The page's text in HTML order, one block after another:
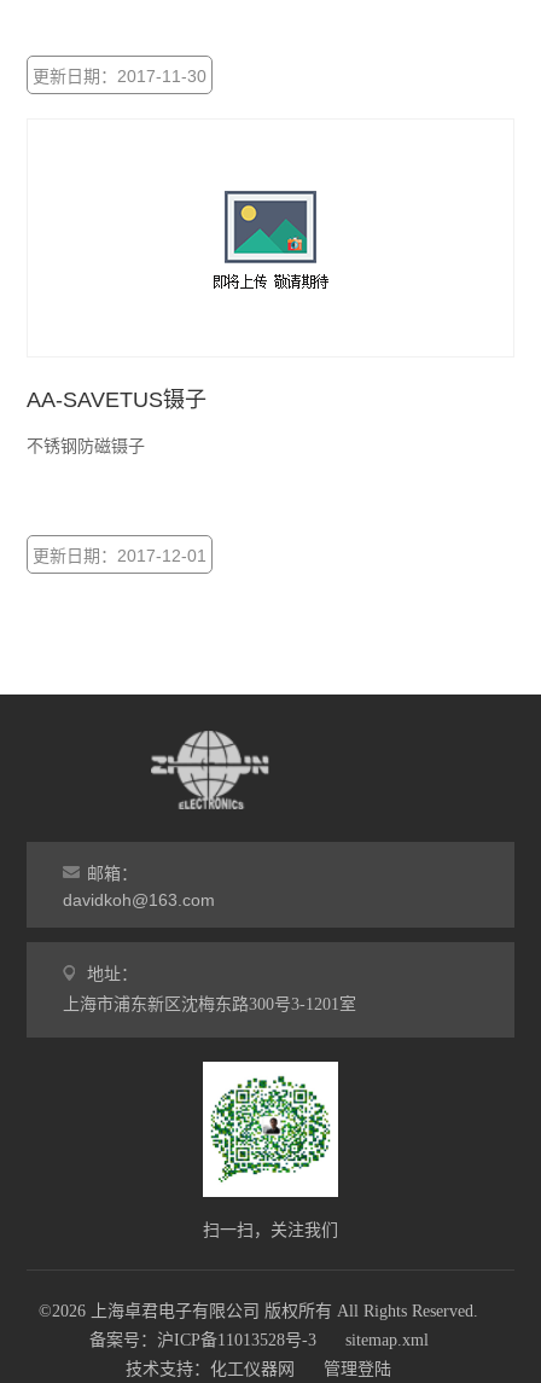
更新日期：2017-11-30
AA-SAVETUS镊子
不锈钢防磁镊子
更新日期：2017-12-01
邮箱：
davidkoh@163.com
地址：
上海市浦东新区沈梅东路300号3-1201室
扫一扫，关注我们
©2026 上海卓君电子有限公司 版权所有 All Rights Reserved.
备案号：沪ICP备11013528号-3
sitemap.xml
技术支持： 化工仪器网 管理登陆